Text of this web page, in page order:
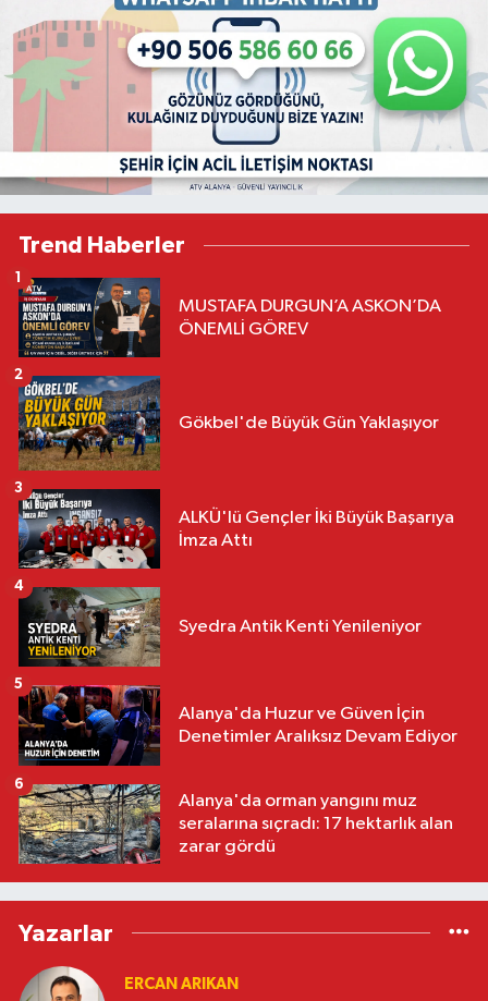
Trend Haberler
MUSTAFA DURGUN’A ASKON’DA
ÖNEMLİ GÖREV
1
Gökbel'de Büyük Gün Yaklaşıyor
2
ALKÜ'lü Gençler İki Büyük Başarıya
İmza Attı
3
Syedra Antik Kenti Yenileniyor
4
Alanya'da Huzur ve Güven İçin
Denetimler Aralıksız Devam Ediyor
5
Alanya'da orman yangını muz
seralarına sıçradı: 17 hektarlık alan
zarar gördü
6
Yazarlar
ERCAN ARIKAN